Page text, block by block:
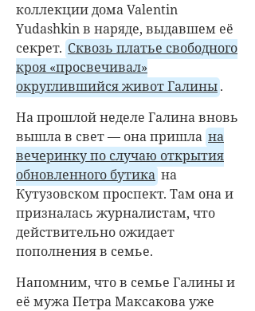
коллекции дома Valentin
Yudashkin в наряде, выдавшем её
секрет. Сквозь платье свободного
кроя «просвечивал»
округлившийся живот Галины.
На прошлой неделе Галина вновь
вышла в свет — она пришла на
вечеринку по случаю открытия
обновленного бутика на
Кутузовском проспект. Там она и
призналась журналистам, что
действительно ожидает
пополнения в семье.
Напомним, что в семье Галины и
её мужа Петра Максакова уже